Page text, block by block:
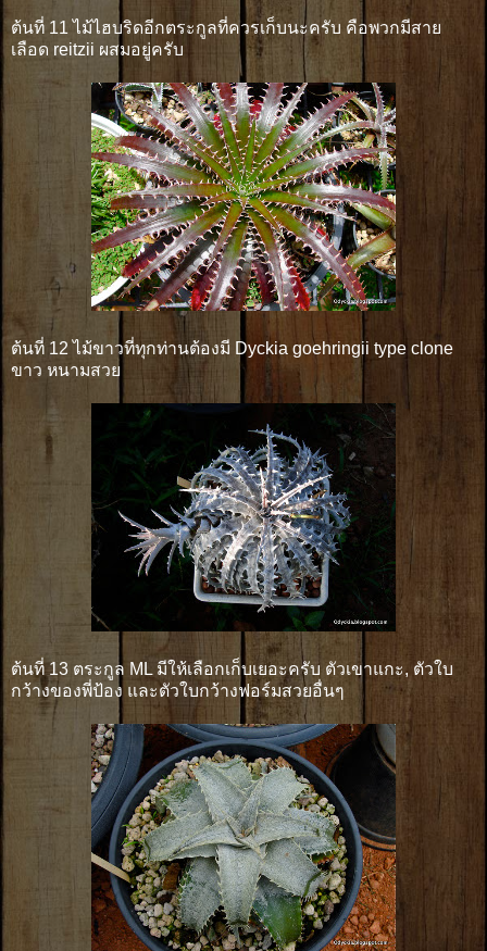
ต้นที่ 11 ไม้ไฮบริดอีกตระกูลที่ควรเก็บนะครับ คือพวกมีสาย
เลือด reitzii ผสมอยู่ครับ
ต้นที่ 12 ไม้ขาวที่ทุกท่านต้องมี Dyckia goehringii type clone
ขาว หนามสวย
ต้นที่ 13 ตระกูล ML มีให้เลือกเก็บเยอะครับ ตัวเขาแกะ, ตัวใบ
กว้างของพี่ป้อง และตัวใบกว้างฟอร์มสวยอื่นๆ